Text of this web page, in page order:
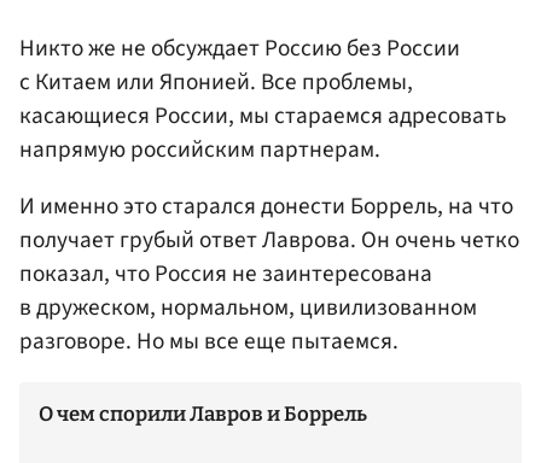
Никто же не обсуждает Россию без России
с Китаем или Японией. Все проблемы,
касающиеся России, мы стараемся адресовать
напрямую российским партнерам.
И именно это старался донести Боррель, на что
получает грубый ответ Лаврова. Он очень четко
показал, что Россия не заинтересована
в дружеском, нормальном, цивилизованном
разговоре. Но мы все еще пытаемся.
О чем спорили Лавров и Боррель